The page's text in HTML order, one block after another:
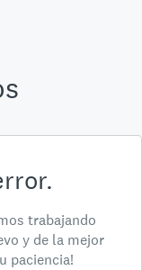
trabajando
y de la mejor
paciencia!